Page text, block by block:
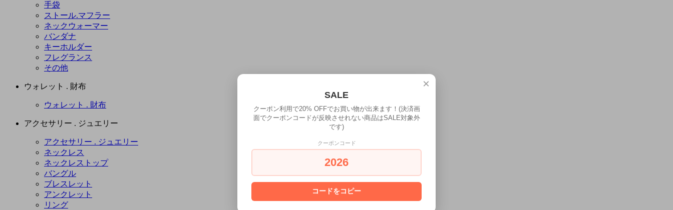
手袋
ストール.マフラー
ネックウォーマー
バンダナ
キーホルダー
フレグランス
その他
ウォレット . 財布
ウォレット . 財布
アクセサリー . ジュエリー
アクセサリー . ジュエリー
ネックレス
ネックレストップ
バングル
ブレスレット
アンクレット
リング
×
SALE
クーポン利用で20% OFFでお買い物が出来ます！(決済画
面でクーポンコードが反映させれない商品はSALE対象外
です)
クーポンコード
2026
コードをコピー